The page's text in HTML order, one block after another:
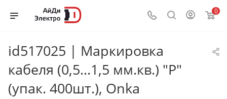
0
id517025 | Маркировка
кабеля (0,5…1,5 мм.кв.) "P"
(упак. 400шт.), Onka